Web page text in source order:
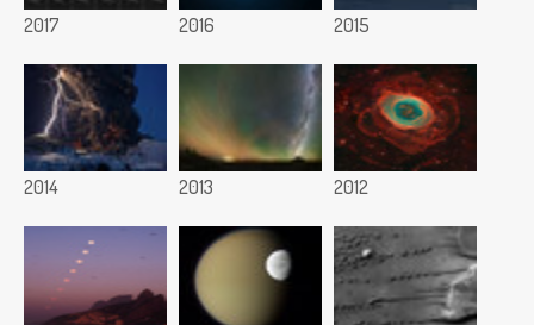
2017 2016 2015
2014 2013 2012